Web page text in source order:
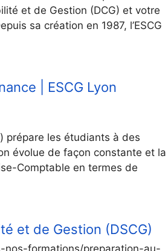
et de Gestion (DCG) et votre
sa création en 1987, l’ESCG
| ESCG Lyon
prépare les étudiants à des
évolue de façon constante et la
Comptable en termes de
et de Gestion (DSCG)
formations/preparation-au-